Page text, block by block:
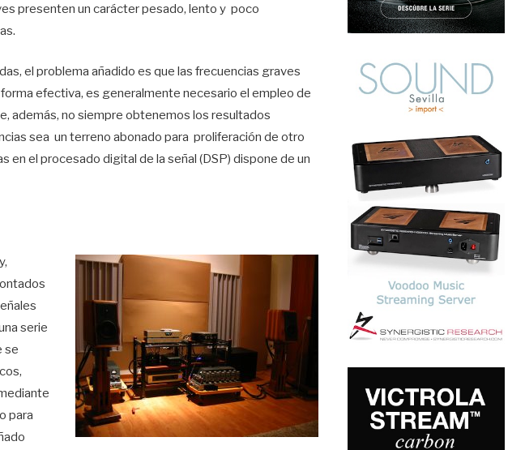
presenten un carácter pesado, lento y poco
el problema añadido es que las frecuencias graves
efectiva, es generalmente necesario el empleo de
además, no siempre obtenemos los resultados
sea un terreno abonado para proliferación de otro
el procesado digital de la señal (DSP) dispone de un
serie
se
para